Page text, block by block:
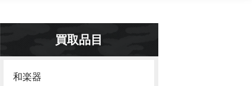
買取品目
和楽器